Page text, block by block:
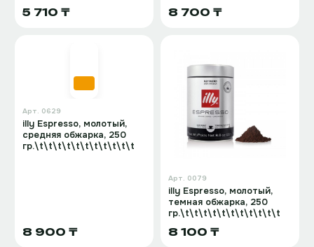
5 710 ₸ 8 700 ₸
Арт. 0629
illy Espresso, молотый,
средняя обжарка, 250
гр.\t\t\t\t\t\t\t\t\t\t\t
8 900 ₸
Арт. 0079
illy Espresso, молотый,
темная обжарка, 250
гр.\t\t\t\t\t\t\t\t\t\t\t
8 100 ₸